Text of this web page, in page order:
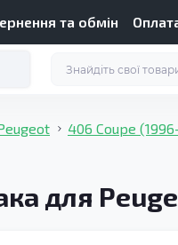
та обмін
406 Coupe
для